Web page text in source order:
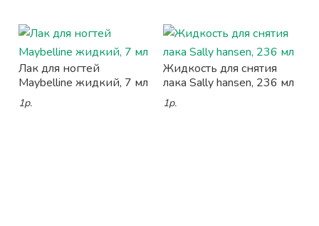
Лак для ногтей
Maybelline жидкий, 7 мл
1р.
Жидкость для снятия
лака Sally hansen, 236 мл
1р.